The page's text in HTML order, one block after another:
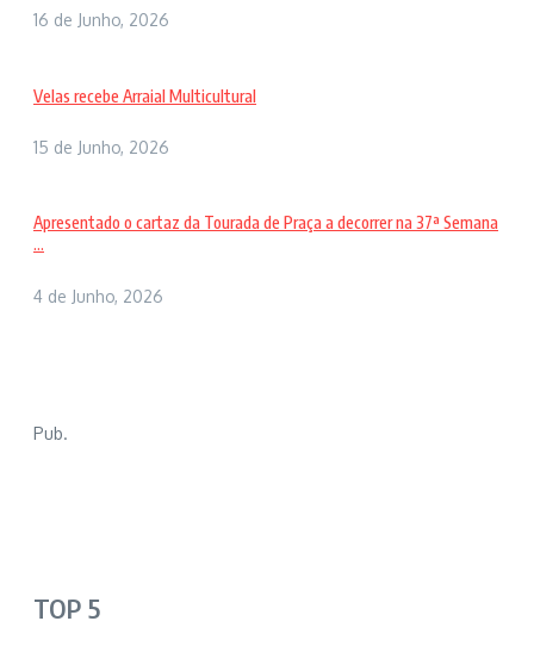
16 de Junho, 2026
Velas recebe Arraial Multicultural
15 de Junho, 2026
Apresentado o cartaz da Tourada de Praça a decorrer na 37ª Semana
...
4 de Junho, 2026
Pub.
TOP 5